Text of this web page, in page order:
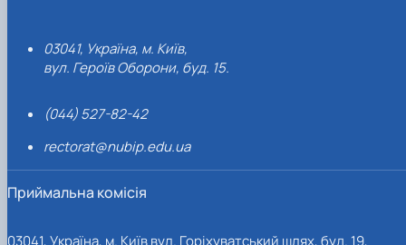
03041, Україна, м. Київ,
вул. Героїв Оборони, буд. 15.
(044) 527-82-42
rectorat@nubip.edu.ua
Приймальна комісія
03041, Україна, м. Київ вул. Горіхуватський шлях, буд. 19,